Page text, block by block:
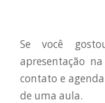
Se você
apresentação
contato e
de uma aula.